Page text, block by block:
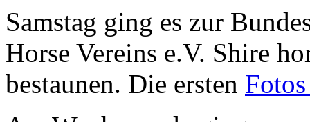
Samstag ging es zur
Horse Vereins e.V. Shire
bestaunen. Die ersten